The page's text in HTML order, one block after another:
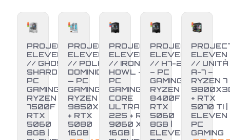
PROJECT
ELEVEN
// GHOST
SHARD –
PC
GAMING
RYZEN 5
7500F +
RTX
5060
8GB |
PROJECT
ELEVEN
// POLAR
DOMINION
— PC
GAMING
RYZEN 7
9850X3D
+ RTX
5080
16GB
-17%
PROJECT
ELEVEN
// IRON
HOWL –
PC
GAMING
CORE
ULTRA 5
225 + RX
9060 XT
16GB |
-3%
PROJECT
ELEVEN
// H7-25
– PC
GAMING
RYZEN 5
8400F +
RTX
5060
8GB |
ELEVEN
ELEVEN
// UNITÀ
A-7 –
RYZEN 7
+ RTX
5070 TI |
ELEVEN
PC
GAMING